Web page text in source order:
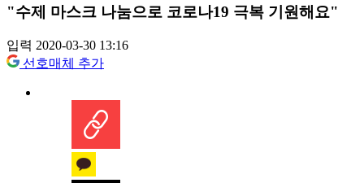
"수제 마스크 나눔으로 코로나19 극복 기원해요"
입력 2020-03-30 13:16
선호매체 추가